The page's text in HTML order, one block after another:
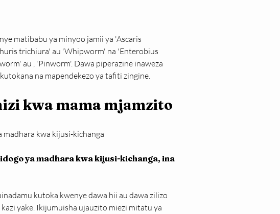
matibabu ya minyoo jamii ya 'Ascaris
trichiura' au 'Whipworm' na 'Enterobius
au , 'Pinworm'. Dawa piperazine inaweza
na mapendekezo ya tafiti zingine.
kwa mama mjamzito
madhara kwa kijusi-kichanga
ya madhara kwa kijusi-kichanga, ina
kutoka kwenye dawa hii au dawa zilizo
yake. Ikijumuisha ujauzito miezi mitatu ya